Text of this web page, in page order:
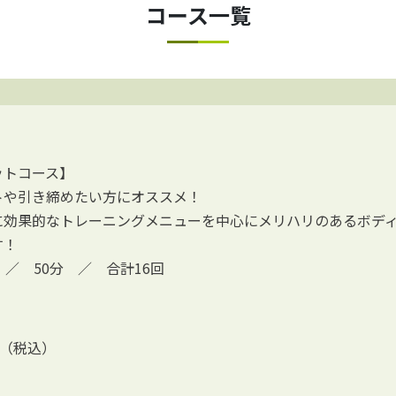
コース一覧
コース】
引き締めたい⽅にオススメ！
果的なトレーニングメニューを中⼼にメリハリのあるボデ
／ 50分 ／ 合計16回
税込）